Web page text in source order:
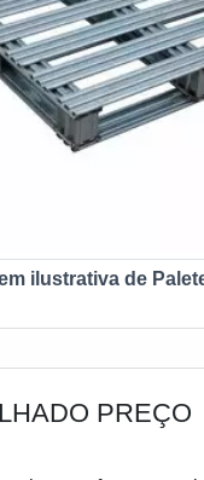
ilustrativa de
PREÇO